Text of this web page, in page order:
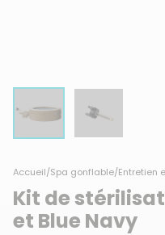
Accueil/Spa gonflable/Entretien
Kit de
et Blue Navy